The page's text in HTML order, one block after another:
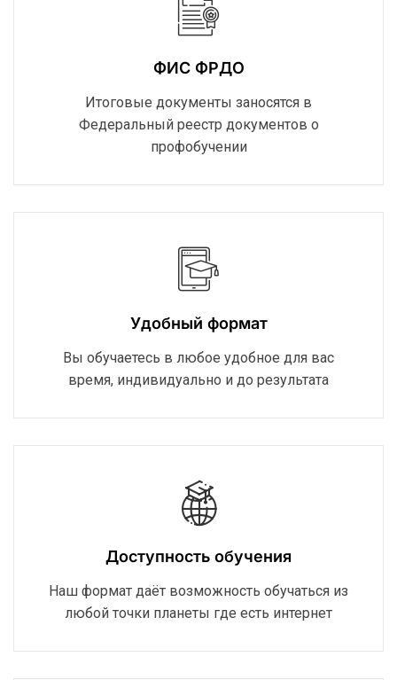
ФИС ФРДО
Итоговые документы заносятся в
Федеральный реестр документов о
профобучении
Удобный формат
Вы обучаетесь в любое удобное для вас
время, индивидуально и до результата
Доступность обучения
Наш формат даёт возможность обучаться из
любой точки планеты где есть интернет